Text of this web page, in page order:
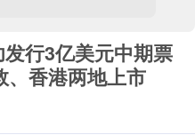
行3亿美元中期票
、香港两地上市